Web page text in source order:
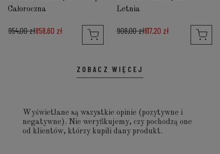
Całoroczna
954,00 zł858,60 zł
Letnia
908,00 zł817,20 zł
ZOBACZ WIĘCEJ
Wyświetlane są wszystkie opinie (pozytywne i
negatywne). Nie weryfikujemy, czy pochodzą one
od klientów, którzy kupili dany produkt.